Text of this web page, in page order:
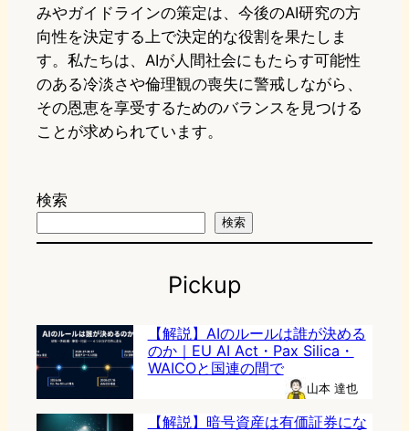
みやガイドラインの策定は、今後のAI研究の方
向性を決定する上で決定的な役割を果たしま
す。私たちは、AIが人間社会にもたらす可能性
のある冷淡さや倫理観の喪失に警戒しながら、
その恩恵を享受するためのバランスを見つける
ことが求められています。
検索
検索
Pickup
【解説】AIのルールは誰が決める
のか｜EU AI Act・Pax Silica・
WAICOと国連の間で
山本 達也
【解説】暗号資産は有価証券にな